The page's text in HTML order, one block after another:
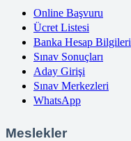
Online Başvuru
Ücret Listesi
Banka Hesap Bilgileri
Sınav Sonuçları
Aday Girişi
Sınav Merkezleri
WhatsApp
Meslekler